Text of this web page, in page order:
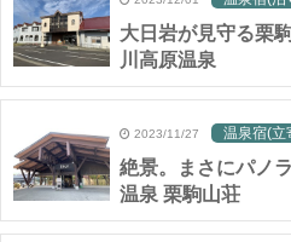
大日岩が見守る栗
川高原温泉
2023/11/27 温泉宿(立
絶景。まさにパノ
温泉 栗駒山荘